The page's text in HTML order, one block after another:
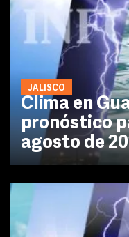
JALISCO
Clima en
pronóstico
agosto de